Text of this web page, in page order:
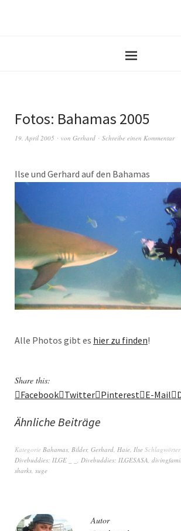
Fotos: Bahamas 2005
19. April 2005 von Gerhard Schreibe einen Kommentar
Ilse und Gerhard auf den Bahamas
Alle Photos gibt es hier zu finden!
Share this:
Facebook Twitter Pinterest E-Mail
Ähnliche Beiträge
Kategorie Bahamas Bilder, Gerhard Haie Ilse Schlagwörter
Divebuddies: ILGE _ _
Divebuddies: ILGESASA
sharks suge
Autor